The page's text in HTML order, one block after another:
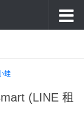
蛙
(LINE 租